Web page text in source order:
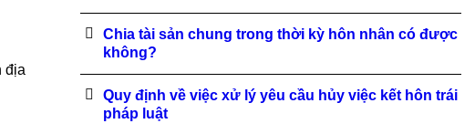
địa
Chia tài sản chung trong thời kỳ hôn nhân có được
không?
Quy định về việc xử lý yêu cầu hủy việc kết hôn trái
pháp luật